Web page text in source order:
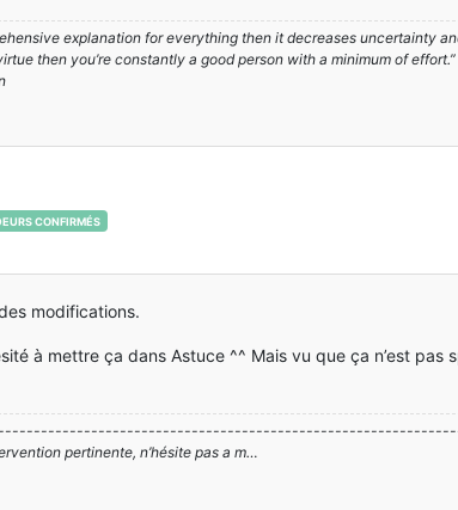
explanation for everything then it decreases uncertainty
then you’re constantly a good person with a minimum of effort.”
CONFIRMÉS
modifications.
à mettre ça dans Astuce ^^ Mais vu que ça n’est
pertinente, n’hésite pas a m…